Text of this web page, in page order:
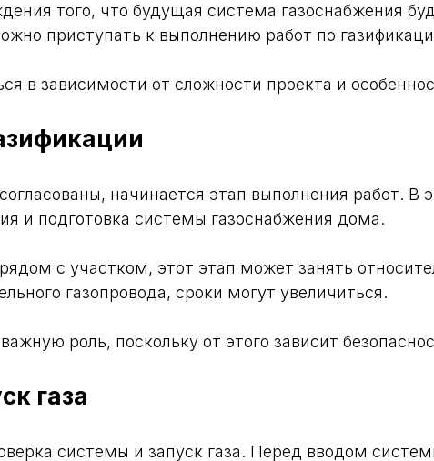
того, что будущая система газоснабжения
приступать к выполнению работ по
в зависимости от сложности проекта и
начинается этап выполнения работ. В
и подготовка системы газоснабжения дома.
с участком, этот этап может занять
газопровода, сроки могут увеличиться.
роль, поскольку от этого зависит
газа
системы и запуск газа. Перед вводом